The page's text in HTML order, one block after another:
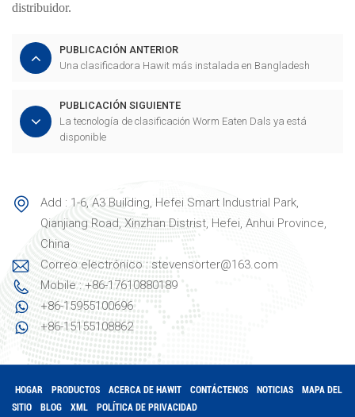
distribuidor.
PUBLICACIÓN ANTERIOR
Una clasificadora Hawit más instalada en Bangladesh
PUBLICACIÓN SIGUIENTE
La tecnología de clasificación Worm Eaten Dals ya está
disponible
Add : 1-6, A3 Building, Hefei Smart Industrial Park,
Qianjiang Road, Xinzhan Distrist, Hefei, Anhui Province,
China
Correo electrónico : stevensorter@163.com
Mobile : +86-17610880189
+86-15955100696
+86-15155108862
HOGAR PRODUCTOS ACERCA DE HAWIT CONTÁCTENOS NOTICIAS
MAPA DEL
SITIO
BLOG XML POLÍTICA DE PRIVACIDAD